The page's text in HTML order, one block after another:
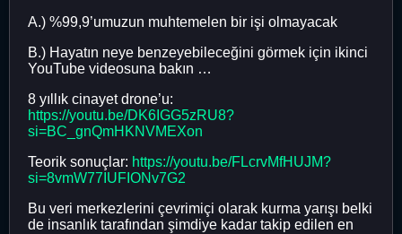
A.) %99,9’umuzun muhtemelen bir işi olmayacak
B.) Hayatın neye benzeyebileceğini görmek için ikinci
YouTube videosuna bakın …
8 yıllık cinayet drone’u:
https://youtu.be/DK6IGG5zRU8?
si=BC_gnQmHKNVMEXon
Teorik sonuçlar: https://youtu.be/FLcrvMfHUJM?
si=8vmW77IUFIONv7G2
Bu veri merkezlerini çevrimiçi olarak kurma yarışı belki
de insanlık tarafından şimdiye kadar takip edilen en